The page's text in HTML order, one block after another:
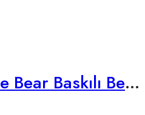
Escape From The Bear Baskılı Beyaz Unisex Tişört